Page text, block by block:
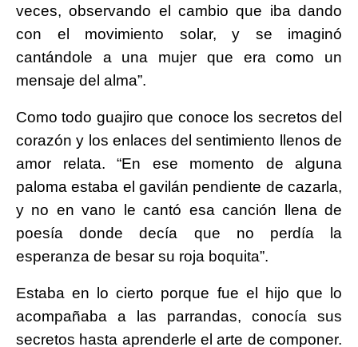
veces, observando el cambio que iba dando
con el movimiento solar, y se imaginó
cantándole a una mujer que era como un
mensaje del alma”.
Como todo guajiro que conoce los secretos del
corazón y los enlaces del sentimiento llenos de
amor relata. “En ese momento de alguna
paloma estaba el gavilán pendiente de cazarla,
y no en vano le cantó esa canción llena de
poesía donde decía que no perdía la
esperanza de besar su roja boquita”.
Estaba en lo cierto porque fue el hijo que lo
acompañaba a las parrandas, conocía sus
secretos hasta aprenderle el arte de componer.